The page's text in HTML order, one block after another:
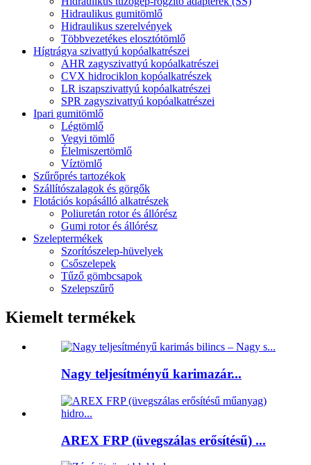
Hidraulikus gumitömlő
Hidraulikus szerelvények
Többvezetékes elosztótömlő
Hígtrágya szivattyú kopóalkatrészei
AHR zagyszivattyú kopóalkatrészei
CVX hidrociklon kopóalkatrészek
LR iszapszivattyú kopóalkatrészei
SPR zagyszivattyú kopóalkatrészei
Ipari gumitömlő
Légtömlő
Vegyi tömlő
Élelmiszertömlő
Víztömlő
Szűrőprés tartozékok
Szállítószalagok és görgők
Flotációs kopásálló alkatrészek
Poliuretán rotor és állórész
Gumi rotor és állórész
Szeleptermékek
Szorítószelep-hüvelyek
Csőszelepek
Tűző gömbcsapok
Szelepszűrő
Kiemelt termékek
Nagy teljesítményű karimazár...
AREX FRP (üvegszálas erősítésű) ...